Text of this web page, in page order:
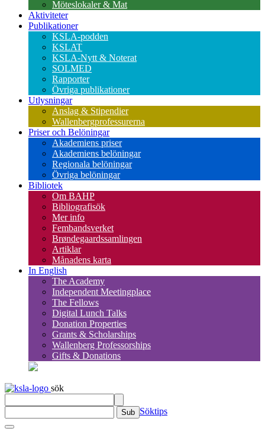
Möteslokaler & Mat
Aktiviteter
Publikationer
KSLA-podden
KSLAT
KSLA-Nytt & Noterat
SOLMED
Rapporter
Övriga publikationer
Utlysningar
Anslag & Stipendier
Wallenbergprofessurerna
Priser och Belöningar
Akademiens priser
Akademiens belöningar
Regionala belöningar
Övriga belöningar
Bibliotek
Om BAHP
Bibliografisök
Mer info
Fembandsverket
Brøndegaardssamlingen
Artiklar
Månadens karta
In English
The Academy
Independent Meetingplace
The Fellows
Digital Lunch Talks
Donation Properties
Grants & Scholarships
Wallenberg Professorships
Gifts & Donations
sök
Sub Söktips